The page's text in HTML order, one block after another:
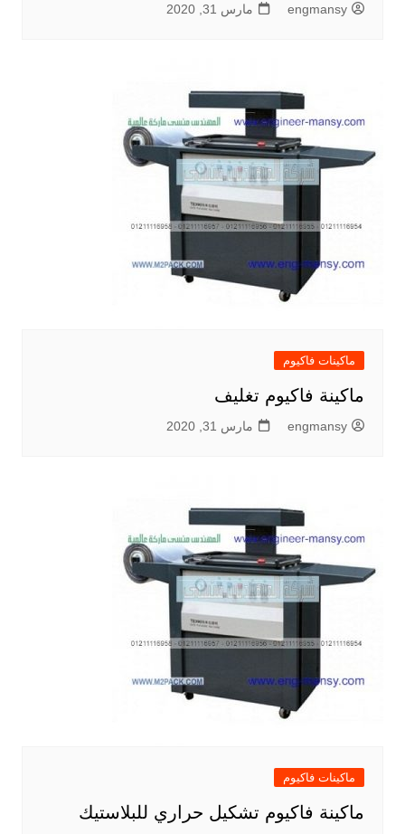
engmansy مارس 31, 2020
ماكينات فاكيوم
ماكينة فاكيوم تغليف
engmansy مارس 31, 2020
ماكينات فاكيوم
ماكينة فاكيوم تشكيل حراري للبلاستيك